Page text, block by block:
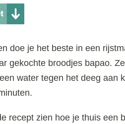
doe je het beste in een
gekochte broodjes bapao.
water tegen het deeg aan
recept zien hoe je thuis een